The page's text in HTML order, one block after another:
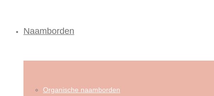
Naamborden
Organische naamborden